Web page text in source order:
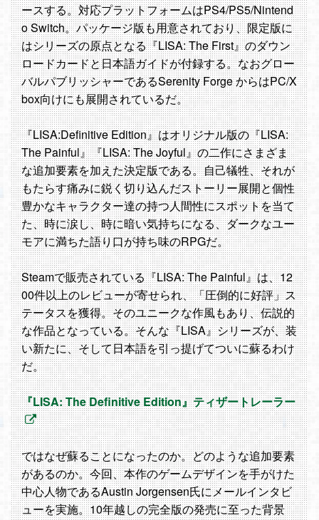
ースする。対応プラットフォームはPS4/PS5/Nintend
o Switch。パッケージ版も用意されており、限定版に
はシリーズの原点となる『LISA: The First』のダウン
ロードカードと日本語ガイドが付録する。なおグロー
バルパブリッシャーであるSerenity Forge からはPC/X
box向けにも展開されているだ。
『LISA:Definitive Edition』はオリジナル版の『LISA:
The Painful』『LISA: The Joyful』の二作にさまざま
な追加要素を加えた決定版である。自己犠牲、それが
もたらす痛みに鋭く切り込んだストーリー展開と個性
豊かなキャラクター達の持つ人間性にスポットを当て
た、時に涙し、時に暗い気持ちになる、ダークなユー
モアに満ちた語り口が持ち味のRPGだ。
Steamで販売されている『LISA: The Painful』は、12
00件以上のレビューが寄せられ、「圧倒的に好評」ス
テータスを獲得。そのユニークな作風もあり、伝説的
な作品となっている。そんな『LISA』シリーズが、装
い新たに、そして日本語を引っ提げてついに蘇るわけ
だ。
『LISA: The Definitive Edition』ティザートレーラー
ではなぜ蘇ることになったのか。どのような追加要素
があるのか。今回、本作のゲームデザインを手がけた
中心人物であるAustin Jorgensen氏にメールインタビ
ューを実施。10年越しの完全版の発売に至った背景